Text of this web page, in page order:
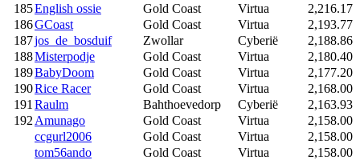
185English ossie Gold Coast Virtua
2,216.17
186GCoast Gold Coast Virtua
2,193.77
187jos_de_bosduif Zwollar Cyberië
2,188.86
188Misterpodje Gold Coast Virtua
2,180.40
189BabyDoom Gold Coast Virtua
2,177.20
190Rice Racer Gold Coast Virtua
2,168.00
191 Raulm Bahthoevedorp Cyberië
2,163.93
192 Amunago Gold Coast Virtua
2,158.00
ccgurl2006
Gold Coast Virtua
2,158.00
tom56ando
Gold Coast Virtua
2,158.00